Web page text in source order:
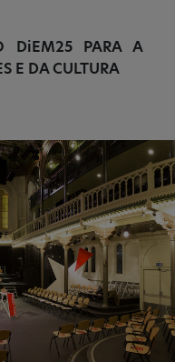
DiEM25 PARA A
E DA CULTURA